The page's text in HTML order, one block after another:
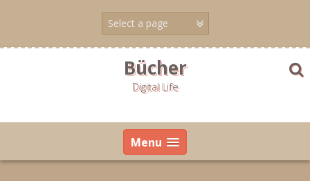
Bücher
Digital Life
Menu